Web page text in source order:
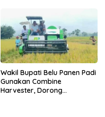
Wakil Bupati Belu Panen Padi
Gunakan Combine
Harvester, Dorong